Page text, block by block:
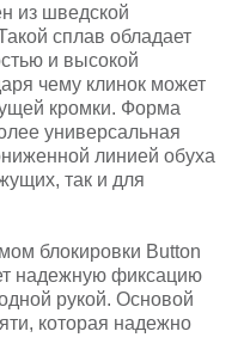
из шведской
сплав обладает
и высокой
чему клинок может
кромки. Форма
универсальная
линией обуха
так и для
блокировки Button
надежную фиксацию
рукой. Основой
которая надежно